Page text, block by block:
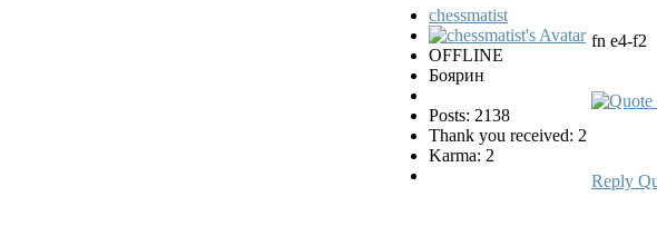
chessmatist
OFFLINE
Боярин
Posts: 2138
Thank you received: 2
Karma: 2
fn e4-f2
Reply